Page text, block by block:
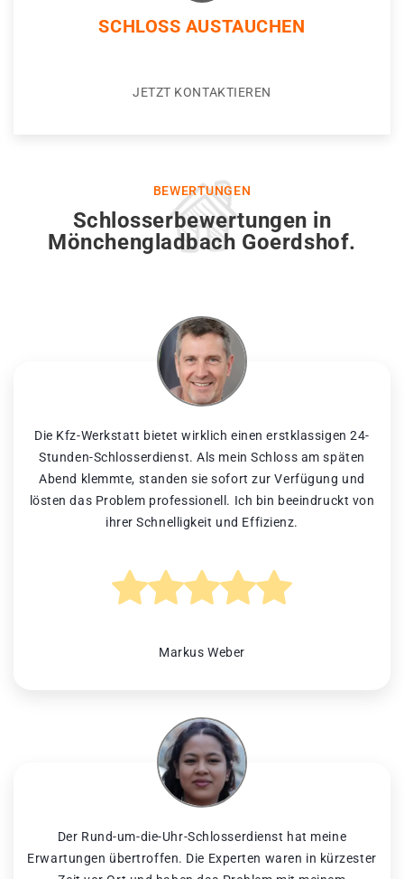
SCHLOSS AUSTAUCHEN
JETZT KONTAKTIEREN
BEWERTUNGEN
Schlosserbewertungen in
Mönchengladbach Goerdshof.
Die Kfz-Werkstatt bietet wirklich einen erstklassigen 24-
Stunden-Schlosserdienst. Als mein Schloss am späten
Abend klemmte, standen sie sofort zur Verfügung und
lösten das Problem professionell. Ich bin beeindruckt von
ihrer Schnelligkeit und Effizienz.
Markus Weber
Der Rund-um-die-Uhr-Schlosserdienst hat meine
Erwartungen übertroffen. Die Experten waren in kürzester